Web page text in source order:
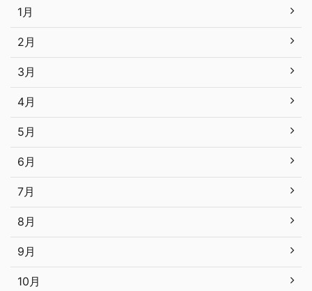
1月
2月
3月
4月
5月
6月
7月
8月
9月
10月